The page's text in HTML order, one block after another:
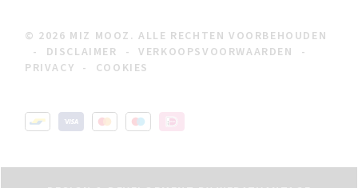
© 2026 MIZ MOOZ. ALLE RECHTEN VOORBEHOUDEN
-
DISCLAIMER - VERKOOPSVOORWAARDEN
-
PRIVACY - COOKIES